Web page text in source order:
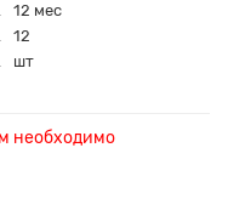
12 мес
12
шт
необходимо